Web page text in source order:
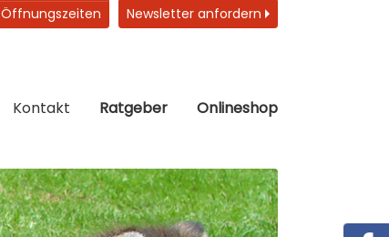
Öffnungszeiten Newsletter anfordern
Kontakt Ratgeber Onlineshop